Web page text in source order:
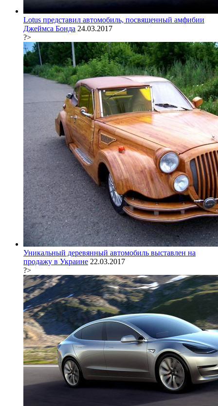
Lotus представил автомобиль, посвященный амфибии
Джеймса Бонда 24.03.2017
?>
Уникальный деревянный автомобиль выставлен на
продажу в Украине 22.03.2017
?>